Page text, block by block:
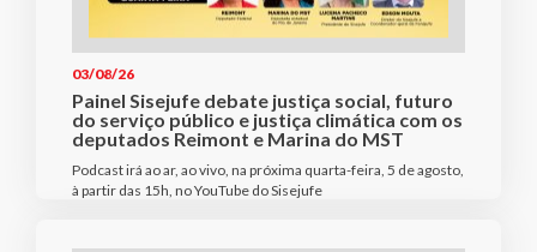
03/08/26
Painel Sisejufe debate justiça social, futuro
do serviço público e justiça climática com os
deputados Reimont e Marina do MST
Podcast irá ao ar, ao vivo, na próxima quarta-feira, 5 de agosto,
à partir das 15h, no YouTube do Sisejufe